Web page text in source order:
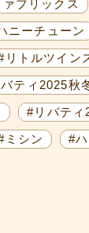
ブリックス
ニーチューン
リトルツイン
ティ2025秋
#リバティ
ミシン #